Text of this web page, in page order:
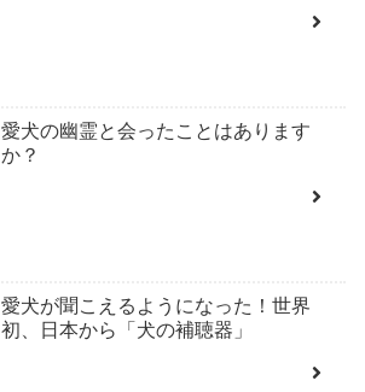
愛犬の幽霊と会ったことはあります
か？
愛犬が聞こえるようになった！世界
初、日本から「犬の補聴器」